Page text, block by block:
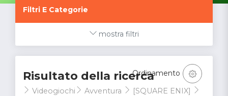
Filtri E Categorie
mostra filtri
Risultato della ricerca
Videogiochi Avventura
[SQUARE ENIX]
Ordinamento